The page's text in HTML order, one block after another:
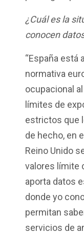
¿Cuál es la
conocen
“España está
normativa
ocupacional
límites de
estrictos que
de hecho, en
Reino Unido
valores límite
aporta datos
donde yo
permitan
servicios de